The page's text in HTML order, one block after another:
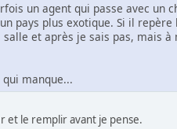
un agent qui passe avec un
pays plus exotique. Si il repère
et après je sais pas, mais à
manque...
et le remplir avant je pense.